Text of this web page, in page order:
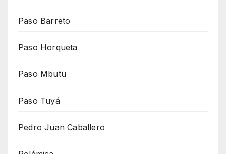
Paso Barreto
Paso Horqueta
Paso Mbutu
Paso Tuyá
Pedro Juan Caballero